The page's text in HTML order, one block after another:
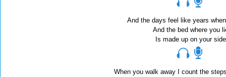
And the days feel like years
And the bed where you
Is made up on your side
When you walk away I count the